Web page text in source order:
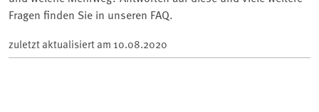
Fragen finden Sie in unseren FAQ.
zuletzt aktualisiert am 10.08.2020